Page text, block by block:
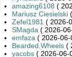
amazing6108 (
Mariusz Ciesielski(
Zefel1981 ( 2026-
SMagda ( 2026-
emfaza ( 2026-06-
Bearded.Wheels(
yacobs( 2026-06-